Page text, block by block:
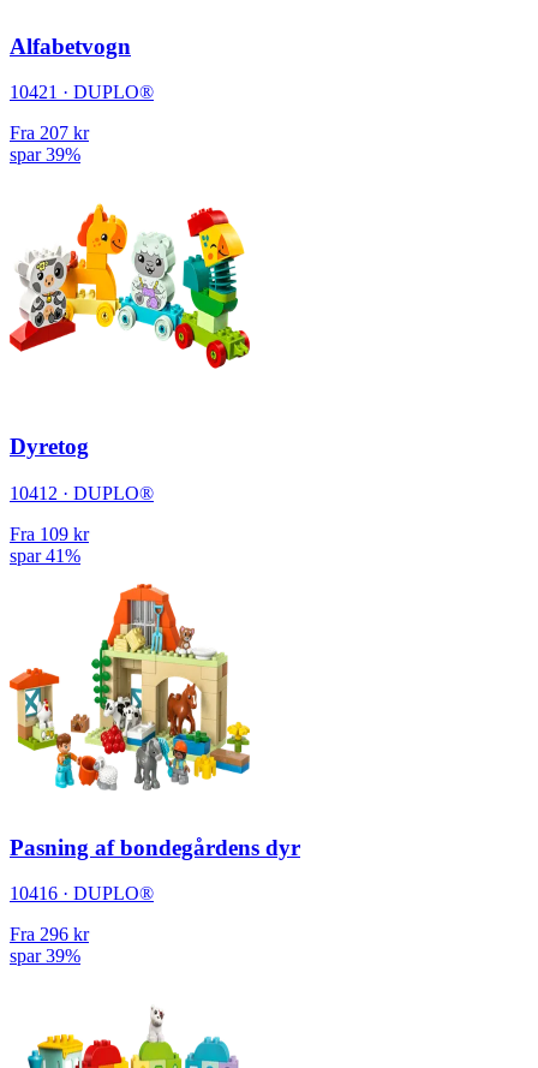
Alfabetvogn
10421 · DUPLO®
Fra 207 kr
spar 39%
Dyretog
10412 · DUPLO®
Fra 109 kr
spar 41%
Pasning af bondegårdens dyr
10416 · DUPLO®
Fra 296 kr
spar 39%